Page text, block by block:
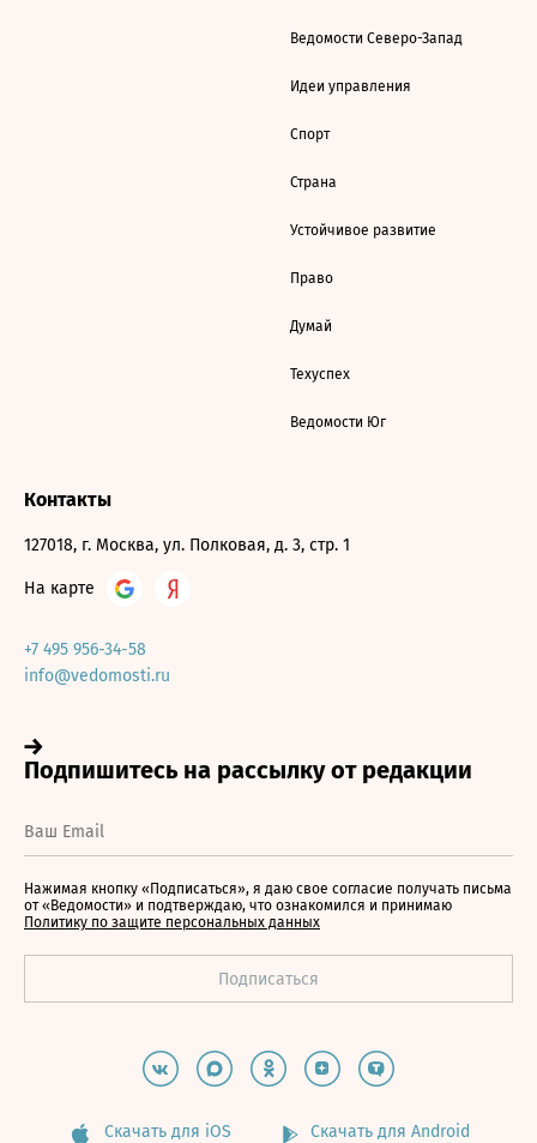
Ведомости Северо-Запад
Идеи управления
Спорт
Страна
Устойчивое развитие
Право
Думай
Техуспех
Ведомости Юг
Контакты
127018, г. Москва, ул. Полковая, д. 3, стр. 1
На карте
+7 495 956-34-58
info@vedomosti.ru
Нажимая кнопку «Подписаться», я даю свое согласие получать письма
от «Ведомости» и подтверждаю, что ознакомился и принимаю
Политику по защите персональных данных
Скачать для iOS Скачать для Android